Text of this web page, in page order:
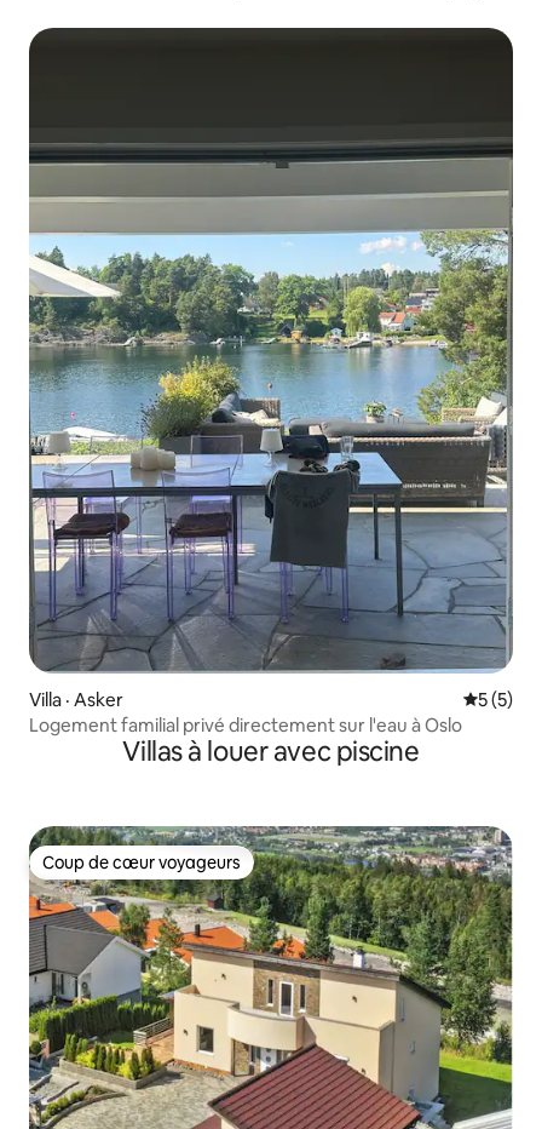
Villa · Asker Note
5 (5)
Logement familial privé directement sur l'eau à Oslo
Villas à louer avec piscine
Coup de cœur voyageurs
Coup de cœur voyageurs